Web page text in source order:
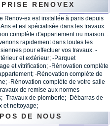
RENOVEX
Renov-ex est installée à paris depuis
et est spécialisée dans les travaux
complète d'appartement ou maison. .
rapidement dans toutes les
pour effectuer vos travaux. -
et extérieur; -Parquet
et vitrification; -Rénovation complète
-Rénovation complète de
-Rénovation complète de votre salle
de remise aux normes
-Travaux de plomberie; -Débarras de
et nettoyage;
DE NOUS